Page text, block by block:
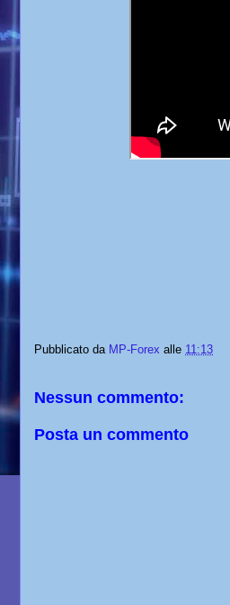
Pubblicato da MP-Forex alle 11:13
Nessun commento:
Posta un commento